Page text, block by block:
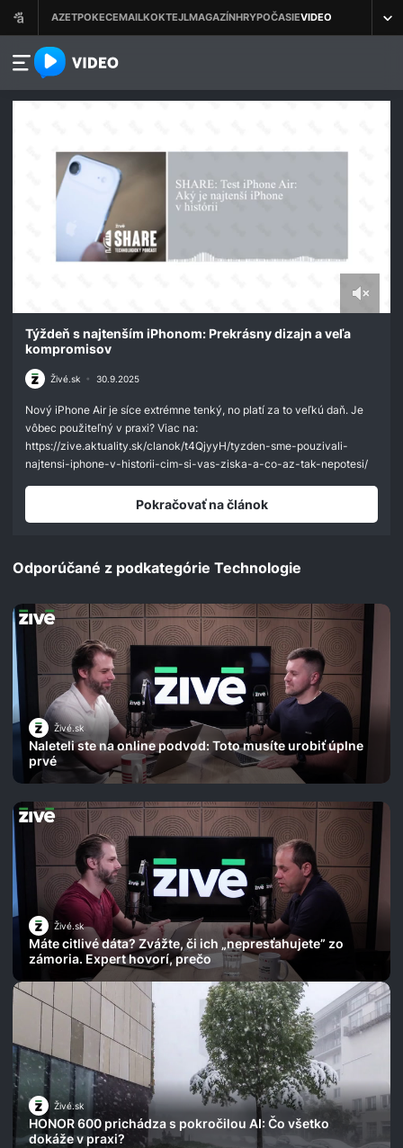
azet.video.sk
seconds
minutes,
seconds
Týždeň s najtenším iPhonom: Prekrásny dizajn a veľa
kompromisov
Živé.sk • 30.9.2025
Nový iPhone Air je síce extrémne tenký, no platí za to veľkú daň. Je
vôbec použiteľný v praxi? Viac na:
https://zive.aktuality.sk/clanok/t4QjyyH/tyzden-sme-pouzivali-
najtensi-iphone-v-historii-cim-si-vas-ziska-a-co-az-tak-nepotesi/
Pokračovať na článok
Odporúčané z podkategórie Technologie
Živé.sk
Naleteli ste na online podvod: Toto musíte urobiť úplne
prvé
Živé.sk
Máte citlivé dáta? Zvážte, či ich „nepresťahujete” zo
zámoria. Expert hovorí, prečo
Živé.sk
HONOR 600 prichádza s pokročilou AI: Čo všetko
dokáže v praxi?